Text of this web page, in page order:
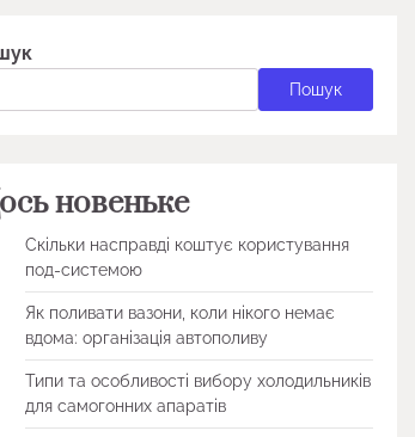
Пошук
новеньке
Скільки насправді коштує користування
под-системою
Як поливати вазони, коли нікого немає
вдома: організація автополиву
Типи та особливості вибору холодильників
для самогонних апаратів